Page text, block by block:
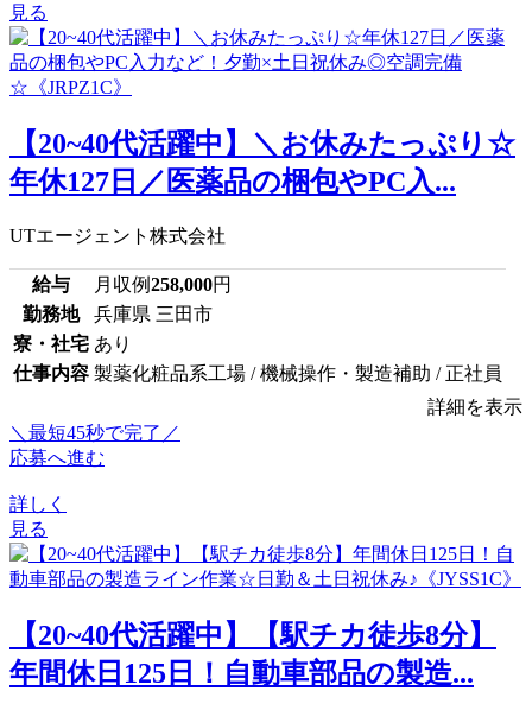
見る
【20~40代活躍中】＼お休みたっぷり☆
年休127日／医薬品の梱包やPC入...
UTエージェント株式会社
給与 月収例258,000円
勤務地
兵庫県 三田市
寮・社宅 あり
仕事内容 製薬化粧品系工場 / 機械操作・製造補助 / 正社員
詳細を表示
＼最短45秒で完了／
応募へ進む
詳しく
見る
【20~40代活躍中】【駅チカ徒歩8分】
年間休日125日！自動車部品の製造...